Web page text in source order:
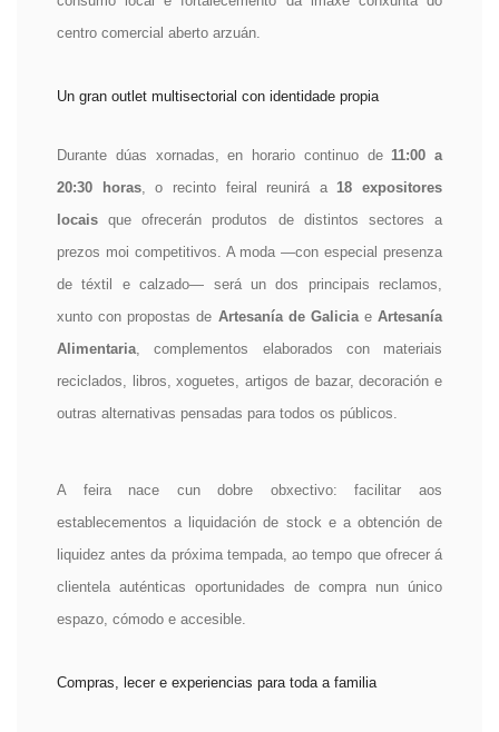
centro comercial aberto arzuán.
Un gran outlet multisectorial con identidade propia
Durante dúas xornadas, en horario continuo de11:00 a
20:30 horas, o recinto feiral reunirá a18 expositores
locais que ofrecerán produtos de distintos sectores a
prezos moi competitivos. A moda —con especial presenza
de téxtil e calzado— será un dos principais reclamos,
xunto con propostas de Artesanía de Galiciae Artesanía
Alimentaria, complementos elaborados con materiais
reciclados, libros, xoguetes, artigos de bazar, decoración e
outras alternativas pensadas para todos os públicos.
A feira nace cun dobre obxectivo: facilitar aos
establecementos a liquidación de stock e a obtención de
liquidez antes da próxima tempada, ao tempo que ofrecer á
clientela auténticas oportunidades de compra nun único
espazo, cómodo e accesible.
Compras, lecer e experiencias para toda a familia